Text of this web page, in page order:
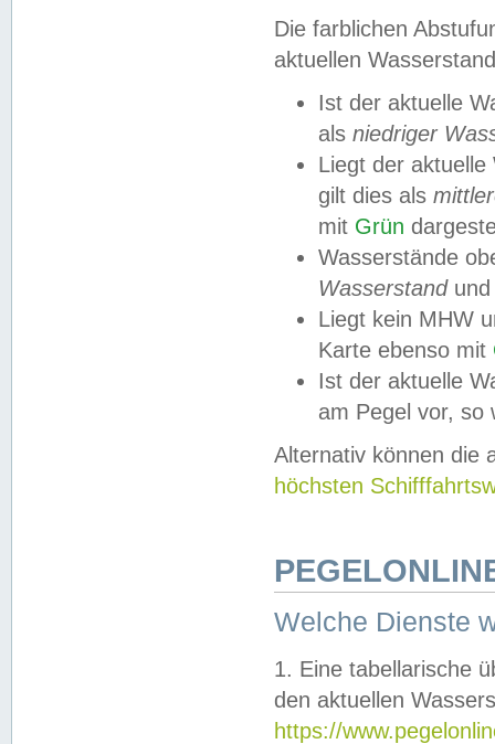
Die farblichen
aktuellen
Ist der aktuelle
als niedriger
Liegt der
gilt dies als
mit Grün
Wasserstände
Wasserstandund
Liegt kein MHW
Karte ebenso mit
Ist der aktuelle
am Pegel vor,
Alternativ können die
höchsten
Welche Dienste
1. Eine tabellarische
den aktuellen
https://